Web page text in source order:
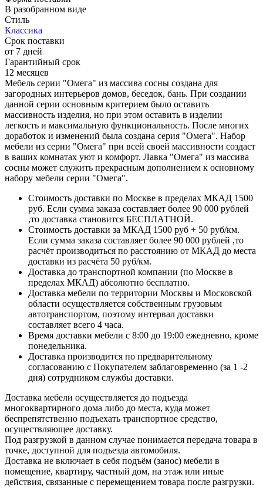
В разобранном виде
Стиль
Классика
Срок поставки
от 7 дней
Гарантийный срок
12 месяцев
Мебель серии "Омега" из массива сосны создана для
загородных интерьеров домов, беседок, бань. При создании
данной серии основным критерием было оставить
массивность изделия, но при этом оставить в изделии
легкость и максимальную функциональность. После многих
доработок и изменений была создана серия "Омега". Набор
мебели из серии "Омега" при всей своей массивности создаст
в ваших комнатах уют и комфорт. Лавка "Омега" из массива
сосны может служить прекрасным дополнением к основному
набору мебели серии "Омега".
Стоимость доставки по Москве в пределах МКАД 1500
руб. Если сумма заказа составляет более 90 000 рублей
,то доставка становится БЕСПЛАТНОЙ.
Стоимость доставки за МКАД 1500 руб + 50 руб/км.
Если сумма заказа составляет более 90 000 рублей ,то
расчёт производиться по расстоянию от МКАД до места
доставки из расчёта 50 руб/км.
Доставка до транспортной компании (по Москве в
пределах МКАД) абсолютно бесплатно.
Доставка мебели по территории Москвы и Московской
области осуществляется собственным грузовым
автотранспортом, поэтому интервал доставки
составляет всего 4 часа.
Время доставки мебели с 8:00 до 19:00 ежедневно, кроме
понедельника.
Доставка производится по предварительному
согласованию с Покупателем заблаговременно (за 1 -2
дня) сотрудником службы доставки.
Доставка мебели осуществляется до подъезда
многоквартирного дома либо до места, куда может
беспрепятственно подъехать транспортное средство,
осуществляющее доставку.
Под разгрузкой в данном случае понимается передача товара в
точке, доступной для подъезда автомобиля.
Доставка не включает в себя подъём (занос) мебели в
помещение, квартиру, частный дом, на этаж или иные
действия, связанные с перемещением товара после разгрузки.